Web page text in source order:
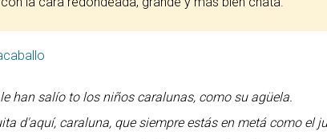
han salío to los niños caralunas, como su agüela.
d'aquí, caraluna, que siempre estás en metá como el